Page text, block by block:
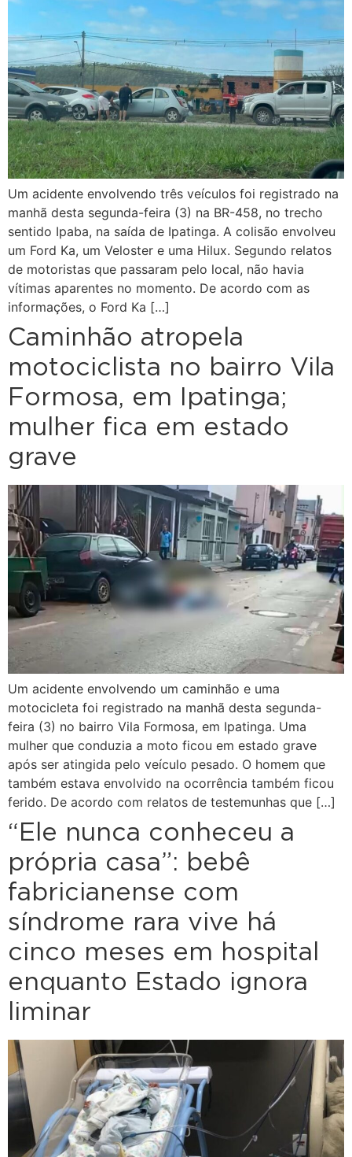
Um acidente envolvendo três veículos foi registrado na
manhã desta segunda-feira (3) na BR-458, no trecho
sentido Ipaba, na saída de Ipatinga. A colisão envolveu
um Ford Ka, um Veloster e uma Hilux. Segundo relatos
de motoristas que passaram pelo local, não havia
vítimas aparentes no momento. De acordo com as
informações, o Ford Ka […]
Caminhão atropela
motociclista no bairro Vila
Formosa, em Ipatinga;
mulher fica em estado
grave
Um acidente envolvendo um caminhão e uma
motocicleta foi registrado na manhã desta segunda-
feira (3) no bairro Vila Formosa, em Ipatinga. Uma
mulher que conduzia a moto ficou em estado grave
após ser atingida pelo veículo pesado. O homem que
também estava envolvido na ocorrência também ficou
ferido. De acordo com relatos de testemunhas que […]
“Ele nunca conheceu a
própria casa”: bebê
fabricianense com
síndrome rara vive há
cinco meses em hospital
enquanto Estado ignora
liminar